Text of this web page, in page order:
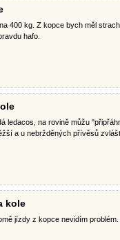
400 kg. Z kopce bych měl
hafo.
ledacos, na rovině můžu
a u nebržděných přívěsů
kole
jízdy z kopce nevidím